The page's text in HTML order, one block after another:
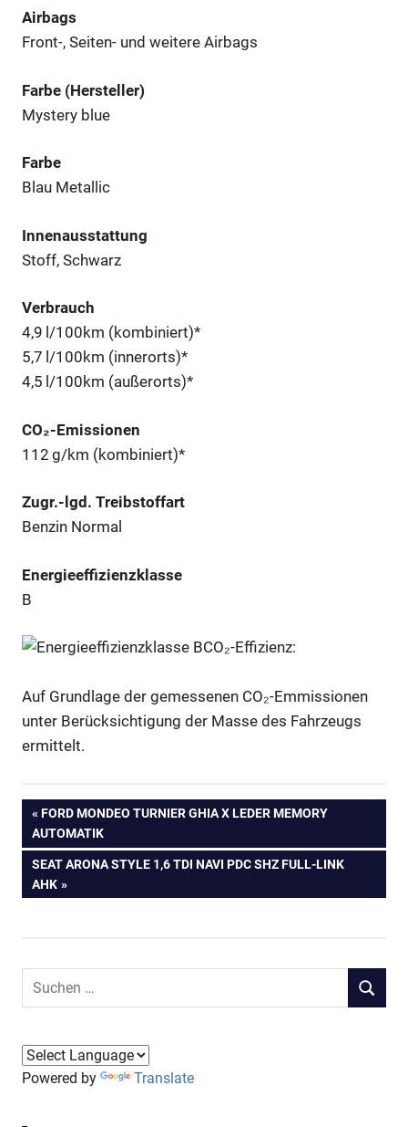
Airbags
Front-, Seiten- und weitere Airbags
Farbe (Hersteller)
Mystery blue
Farbe
Blau Metallic
Innenausstattung
Stoff, Schwarz
Verbrauch
4,9 l/100km (kombiniert)*
5,7 l/100km (innerorts)*
4,5 l/100km (außerorts)*
CO₂-Emissionen
112 g/km (kombiniert)*
Zugr.-lgd. Treibstoffart
Benzin Normal
Energieeffizienzklasse
B
CO₂-Effizienz:
Auf Grundlage der gemessenen CO₂-Emmissionen
unter Berücksichtigung der Masse des Fahrzeugs
ermittelt.
Beitragsnavigation
VORHERIGER
BEITRAG:
FORD MONDEO TURNIER GHIA X LEDER MEMORY
AUTOMATIK
NÄCHSTER
BEITRAG:
SEAT ARONA STYLE 1,6 TDI NAVI PDC SHZ FULL-LINK
AHK
Suchen
SUCHEN
Powered by Translate